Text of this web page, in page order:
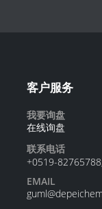
客户服务
我要询盘
在线询盘
联系电话
+0519-
EMAIL